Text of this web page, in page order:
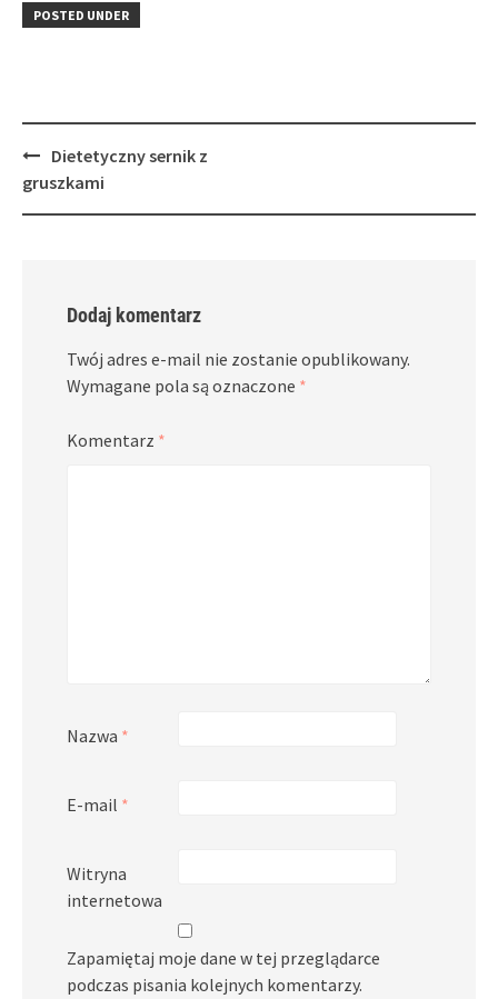
in
new
window)
POSTED UNDER
Post
navigation
Dietetyczny sernik z
gruszkami
Dodaj komentarz
Twój adres e-mail nie zostanie opublikowany.
Wymagane pola są oznaczone *
Komentarz *
Nazwa *
E-mail *
Witryna
internetowa
Zapamiętaj moje dane w tej przeglądarce
podczas pisania kolejnych komentarzy.